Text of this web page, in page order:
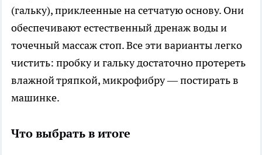
(гальку), приклеенные на сетчатую основу. Они
обеспечивают естественный дренаж воды и
точечный массаж стоп. Все эти варианты легко
чистить: пробку и гальку достаточно протереть
влажной тряпкой, микрофибру — постирать в
машинке.
Что выбрать в итоге